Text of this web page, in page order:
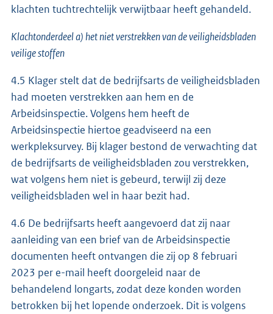
klachten tuchtrechtelijk verwijtbaar heeft gehandeld.
Klachtonderdeel a) het niet verstrekken van de veiligheidsbladen
veilige stoffen
4.5 Klager stelt dat de bedrijfsarts de veiligheidsbladen
had moeten verstrekken aan hem en de
Arbeidsinspectie. Volgens hem heeft de
Arbeidsinspectie hiertoe geadviseerd na een
werkpleksurvey. Bij klager bestond de verwachting dat
de bedrijfsarts de veiligheidsbladen zou verstrekken,
wat volgens hem niet is gebeurd, terwijl zij deze
veiligheidsbladen wel in haar bezit had.
4.6 De bedrijfsarts heeft aangevoerd dat zij naar
aanleiding van een brief van de Arbeidsinspectie
documenten heeft ontvangen die zij op 8 februari
2023 per e-mail heeft doorgeleid naar de
behandelend longarts, zodat deze konden worden
betrokken bij het lopende onderzoek. Dit is volgens